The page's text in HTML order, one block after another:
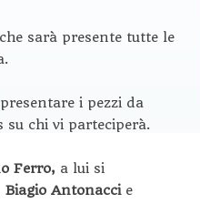
sarà presente tutte le
i pezzi da
chi vi parteciperà.
Ferro, a lui si
Biagio Antonaccie